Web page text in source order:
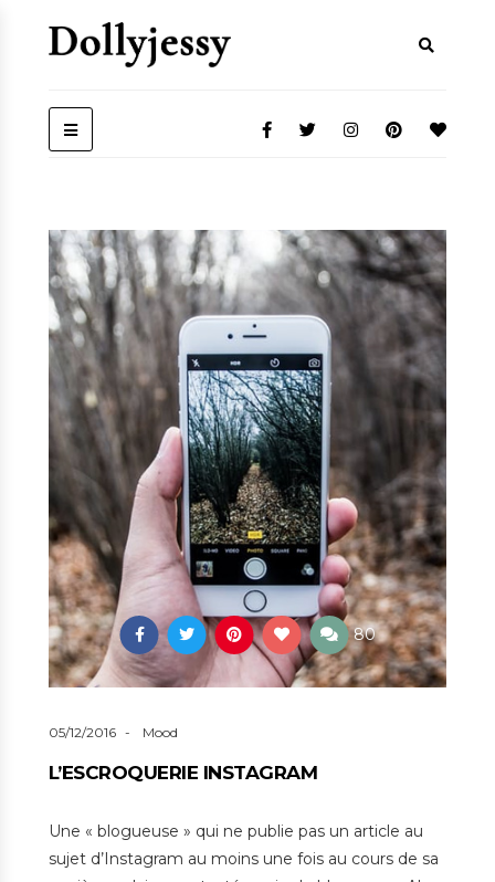
80
05/12/2016 Mood
L’ESCROQUERIE INSTAGRAM
Une « blogueuse » qui ne publie pas un article au
sujet d’Instagram au moins une fois au cours de sa